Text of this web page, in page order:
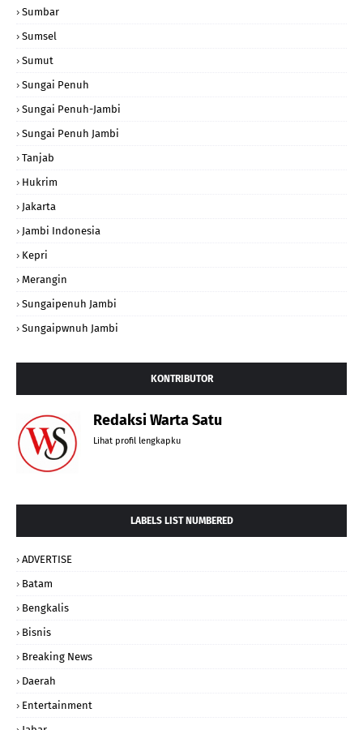
Sumbar
Sumsel
Sumut
Sungai Penuh
Sungai Penuh-Jambi
Sungai Penuh Jambi
Tanjab
Hukrim
Jakarta
Jambi Indonesia
Kepri
Merangin
Sungaipenuh Jambi
Sungaipwnuh Jambi
KONTRIBUTOR
Redaksi Warta Satu
Lihat profil lengkapku
LABELS LIST NUMBERED
ADVERTISE
Batam
Bengkalis
Bisnis
Breaking News
Daerah
Entertainment